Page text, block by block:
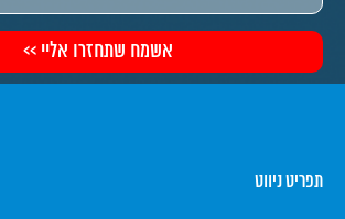
תפריט ניווט